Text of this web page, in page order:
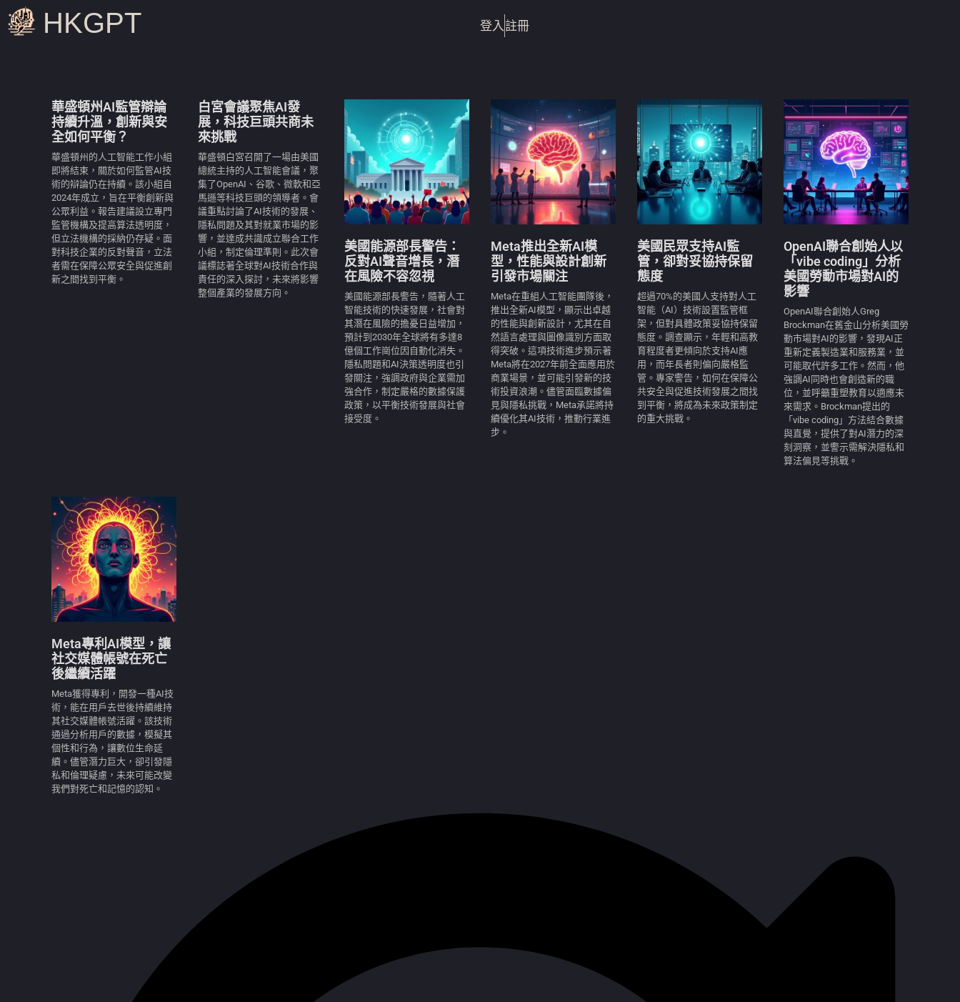
HKGPT 登入註冊
華盛頓州AI監管辯論
持續升溫，創新與安
全如何平衡？
華盛頓州的人工智能工作小組
即將結束，關於如何監管AI技
術的辯論仍在持續。該小組自
2024年成立，旨在平衡創新與
公眾利益。報告建議設立專門
監管機構及提高算法透明度，
但立法機構的採納仍存疑。面
對科技企業的反對聲音，立法
者需在保障公眾安全與促進創
新之間找到平衡。
白宮會議聚焦AI發
展，科技巨頭共商未
來挑戰
華盛頓白宮召開了一場由美國
總統主持的人工智能會議，聚
集了OpenAI、谷歌、微軟和亞
馬遜等科技巨頭的領導者。會
議重點討論了AI技術的發展、
隱私問題及其對就業市場的影
響，並達成共識成立聯合工作
小組，制定倫理準則。此次會
議標誌著全球對AI技術合作與
責任的深入探討，未來將影響
整個產業的發展方向。
美國能源部長警告：
反對AI聲音增長，潛
在風險不容忽視
美國能源部長警告，隨著人工
智能技術的快速發展，社會對
其潛在風險的擔憂日益增加，
預計到2030年全球將有多達8
億個工作崗位因自動化消失。
隱私問題和AI決策透明度也引
發關注，強調政府與企業需加
強合作，制定嚴格的數據保護
政策，以平衡技術發展與社會
接受度。
Meta推出全新AI模
型，性能與設計創新
引發市場關注
Meta在重組人工智能團隊後，
推出全新AI模型，顯示出卓越
的性能與創新設計，尤其在自
然語言處理與圖像識別方面取
得突破。這項技術進步預示著
Meta將在2027年前全面應用於
商業場景，並可能引發新的技
術投資浪潮。儘管面臨數據偏
見與隱私挑戰，Meta承諾將持
續優化其AI技術，推動行業進
步。
美國民眾支持AI監
管，卻對妥協持保留
態度
超過70%的美國人支持對人工
智能（AI）技術設置監管框
架，但對具體政策妥協持保留
態度。調查顯示，年輕和高教
育程度者更傾向於支持AI應
用，而年長者則偏向嚴格監
管。專家警告，如何在保障公
共安全與促進技術發展之間找
到平衡，將成為未來政策制定
的重大挑戰。
OpenAI聯合創始人以
「vibe coding」分析
美國勞動市場對AI的
影響
OpenAI聯合創始人Greg
Brockman在舊金山分析美國勞
動市場對AI的影響，發現AI正
重新定義製造業和服務業，並
可能取代許多工作。然而，他
強調AI同時也會創造新的職
位，並呼籲重塑教育以適應未
來需求。Brockman提出的
「vibe coding」方法結合數據
與直覺，提供了對AI潛力的深
刻洞察，並警示需解決隱私和
算法偏見等挑戰。
Meta專利AI模型，讓
社交媒體帳號在死亡
後繼續活躍
Meta獲得專利，開發一種AI技
術，能在用戶去世後持續維持
其社交媒體帳號活躍。該技術
通過分析用戶的數據，模擬其
個性和行為，讓數位生命延
續。儘管潛力巨大，卻引發隱
私和倫理疑慮，未來可能改變
我們對死亡和記憶的認知。